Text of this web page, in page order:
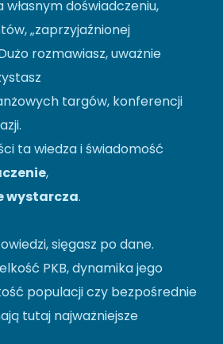
własnym doświadczeniu,
„zaprzyjaźnionej
rozmawiasz, uważnie
targów, konferencji
ta wiedza i świadomość
,
wystarcza.
sięgasz po dane.
PKB, dynamika jego
populacji czy bezpośrednie
tutaj najważniejsze